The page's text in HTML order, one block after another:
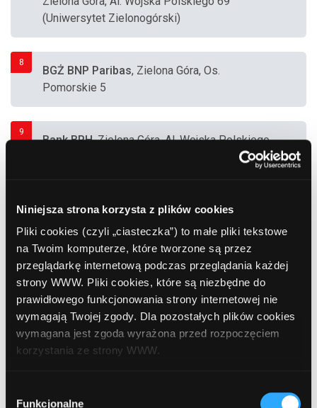
Niniejsza strona korzysta z plików cookies
Pliki cookies (czyli „ciasteczka”) to małe pliki tekstowe
na Twoim komputerze, które tworzone są przez
przeglądarkę internetową podczas przeglądania każdej
strony WWW. Pliki cookies, które są niezbędne do
prawidłowego funkcjonowania strony internetowej nie
wymagają Twojej zgody. Dla pozostałych plików cookies
wymagana jest zgoda wyrażona przed rozpoczęciem
korzystania ze strony WWW.
formy korzystania z plików cookies. Więcej:
Polityka
Funkcjonalne
(Uniwersytet Zielonogórski)
8
BGŻ BNP Paribas, Zielona Góra, Os.
Pomorskie 5
9
Bank BPH, Zielona Góra, Al. Wojska Polskiego
Bank Ochrony Środowiska (BOŚ), Zielona
Góra, Bohaterów Westerplatte 9
11
Euro Bank SA, Zielona Góra, Mariacka 1
12
BGŻ BNP Paribas, Zielona Góra, Stary Rynek